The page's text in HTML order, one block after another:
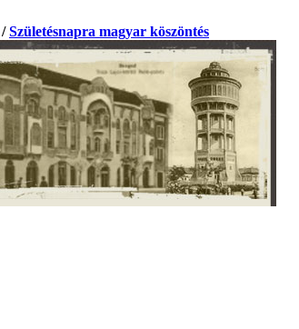
/Születésnapra magyar köszöntés